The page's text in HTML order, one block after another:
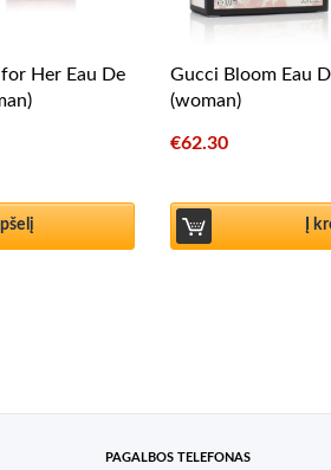
Her Eau De
Gucci Bloom Eau
(woman)
€62.30
Į
PAGALBOS TELEFONAS